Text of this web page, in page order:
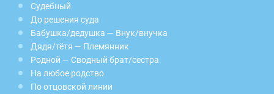
Судебный
До решения суда
Бабушка/дедушка — Внук/внучка
Дядя/тётя — Племянник
Родной — Сводный брат/сестра
На любое родство
По отцовской линии